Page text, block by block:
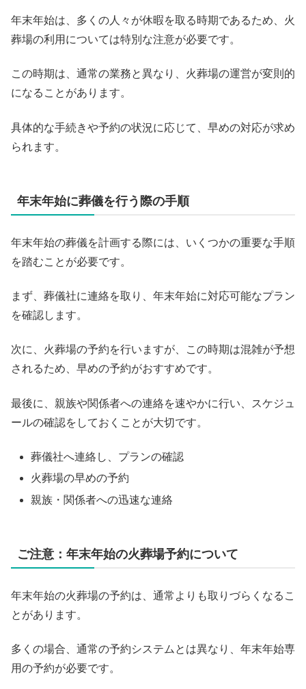
年末年始は、多くの人々が休暇を取る時期であるため、火
葬場の利用については特別な注意が必要です。
この時期は、通常の業務と異なり、火葬場の運営が変則的
になることがあります。
具体的な手続きや予約の状況に応じて、早めの対応が求め
られます。
年末年始に葬儀を行う際の手順
年末年始の葬儀を計画する際には、いくつかの重要な手順
を踏むことが必要です。
まず、葬儀社に連絡を取り、年末年始に対応可能なプラン
を確認します。
次に、火葬場の予約を行いますが、この時期は混雑が予想
されるため、早めの予約がおすすめです。
最後に、親族や関係者への連絡を速やかに行い、スケジュ
ールの確認をしておくことが大切です。
葬儀社へ連絡し、プランの確認
火葬場の早めの予約
親族・関係者への迅速な連絡
ご注意：年末年始の火葬場予約について
年末年始の火葬場の予約は、通常よりも取りづらくなるこ
とがあります。
多くの場合、通常の予約システムとは異なり、年末年始専
用の予約が必要です。